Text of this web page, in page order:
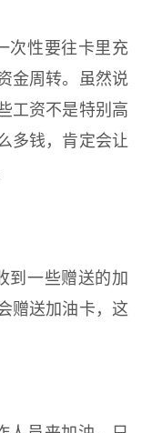
性要往卡里充
金周转。虽然说
工资不是特别高
多钱，肯定会让
一些赠送的加
赠送加油卡，这